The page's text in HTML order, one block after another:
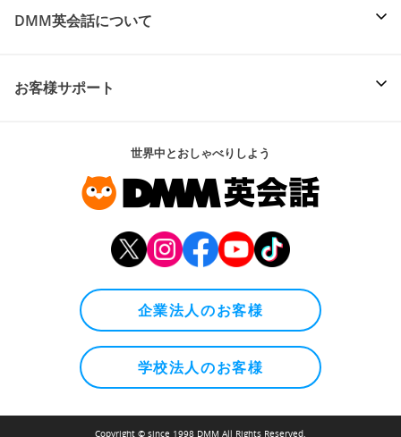
DMM英会話について
お客様サポート
世界中とおしゃべりしよう
企業法人のお客様
学校法人のお客様
Copyright © since 1998 DMM All Rights Reserved.